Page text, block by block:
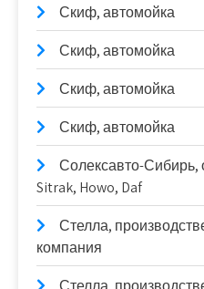
Скиф, автомойка
Скиф, автомойка
Скиф, автомойка
Скиф, автомойка
Солексавто-
Sitrak, Howo, Daf
Стелла,
компания